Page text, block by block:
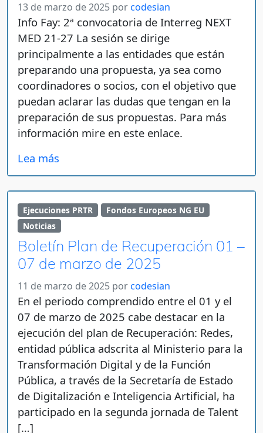
13 de marzo de 2025 por codesian
Info Fay: 2ª convocatoria de Interreg NEXT
MED 21-27 La sesión se dirige
principalmente a las entidades que están
preparando una propuesta, ya sea como
coordinadores o socios, con el objetivo que
puedan aclarar las dudas que tengan en la
preparación de sus propuestas. Para más
información mire en este enlace.
Lea más
Ejecuciones PRTR
Fondos Europeos NG EU
Noticias
Boletín Plan de Recuperación 01 –
07 de marzo de 2025
11 de marzo de 2025 por codesian
En el periodo comprendido entre el 01 y el
07 de marzo de 2025 cabe destacar en la
ejecución del plan de Recuperación: Redes,
entidad pública adscrita al Ministerio para la
Transformación Digital y de la Función
Pública, a través de la Secretaría de Estado
de Digitalización e Inteligencia Artificial, ha
participado en la segunda jornada de Talent
[…]